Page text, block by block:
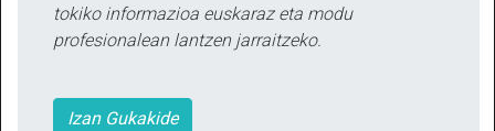
tokiko informazioa euskaraz eta modu
profesionalean lantzen jarraitzeko.
Izan Gukakide